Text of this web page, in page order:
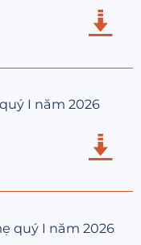
I năm 2026
quý I năm 2026